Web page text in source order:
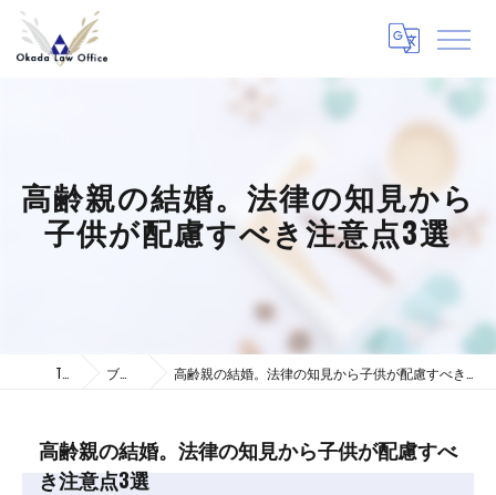
高齢親の結婚。法律の知見から
子供が配慮すべき注意点3選
ブログ 高齢親の結婚。法律の知見から子供が配慮すべき注意点3選
高齢親の結婚。法律の知見から子供が配慮すべ
き注意点3選